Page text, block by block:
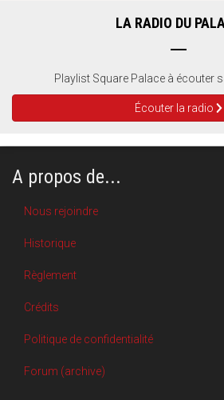
LA RADIO DU
Playlist Square Palace à écouter
Écouter la radio
A propos de...
Nous rejoindre
Historique
Règlement
Crédits
Politique de confidentialité
Forum (archive)